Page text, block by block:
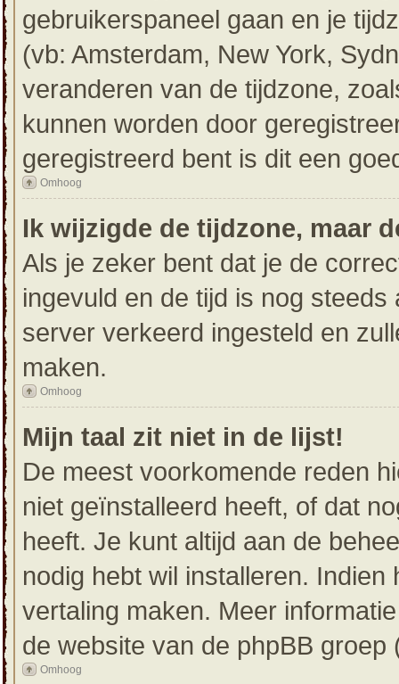
gebruikerspaneel gaan en je
(vb: Amsterdam, New York,
veranderen van de tijdzone,
kunnen worden door
geregistreerd bent is dit een
Omhoog
Ik wijzigde de tijdzone, maar
Als je zeker bent dat je de
ingevuld en de tijd is nog
server verkeerd ingesteld en
maken.
Omhoog
Mijn taal zit niet in de lijst!
De meest voorkomende reden
niet geïnstalleerd heeft, of dat
heeft. Je kunt altijd aan de
nodig hebt wil installeren.
vertaling maken. Meer
de website van de phpBB
Omhoog